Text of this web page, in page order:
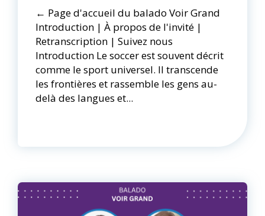
← Page d'accueil du balado Voir Grand​​
Introduction | À propos de l'invité |
Retranscription | Suivez nous
Introduction Le soccer est souvent décrit
comme le sport universel. Il transcende
les frontières et rassemble les gens au-
delà des langues et...